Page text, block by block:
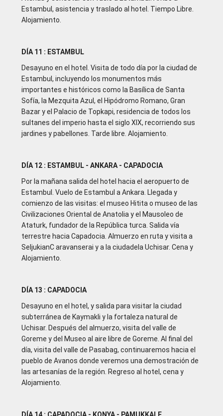
Estambul, asistencia y traslado al hotel. Tiempo Libre.
Alojamiento.
DÍA 11 : ESTAMBUL
Desayuno en el hotel. Visita de todo día por la ciudad de
Estambul, incluyendo los monumentos más
importantes e históricos como la Basílica de Santa
Sofía, la Mezquita Azul, el Hipódromo Romano, Gran
Bazar y el Palacio de Topkapi, residencia de todos los
sultanes del imperio hasta el siglo XIX, recorriendo sus
jardines y pabellones. Tarde libre. Alojamiento.
DÍA 12 : ESTAMBUL - ANKARA - CAPADOCIA
Por la mañana salida del hotel hacia el aeropuerto de
Estambul. Vuelo de Estambul a Ankara. Llegada y
comienzo de las visitas: el museo Hitita o museo de las
Civilizaciones Oriental de Anatolia y el Mausoleo de
Ataturk, fundador de la República turca. Salida vía
terrestre hacia Capadocia. Almuerzo en ruta y visita a
SeljukianC aravanserai y a la ciudadela Uchisar. Cena y
Alojamiento.
DÍA 13 : CAPADOCIA
Desayuno en el hotel, y salida para visitar la ciudad
subterránea de Kaymakli y la fortaleza natural de
Uchisar. Después del almuerzo, visita del valle de
Goreme y del Museo al aire libre de Goreme. Al final del
día, visita del valle de Pasabag, continuaremos hacia el
pueblo de Avanos donde veremos una demostración de
las artesanías de la región. Regreso al hotel, cena y
Alojamiento.